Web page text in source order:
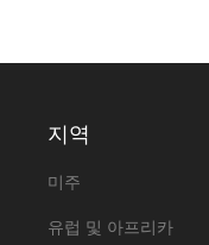
지역
미주
유럽 및 아프리카